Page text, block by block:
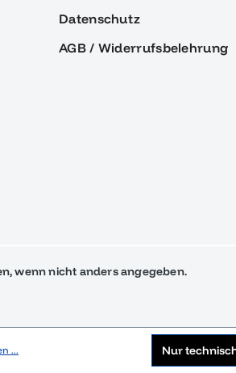
Datenschutz
AGB / Widerrufsbelehrung
wenn nicht anders angegeben.
... Nur